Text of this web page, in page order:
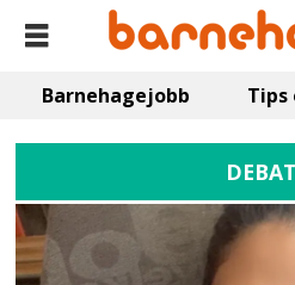
Barnehagejobb Tips